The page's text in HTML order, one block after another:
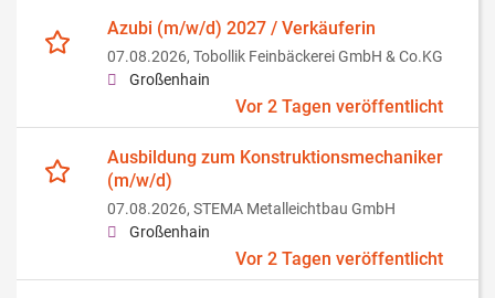
Azubi (m/w/d) 2027 / Verkäuferin
07.08.2026, Tobollik Feinbäckerei GmbH & Co.KG
Großenhain
Vor 2 Tagen veröffentlicht
Ausbildung zum Konstruktionsmechaniker
(m/w/d)
07.08.2026, STEMA Metalleichtbau GmbH
Großenhain
Vor 2 Tagen veröffentlicht